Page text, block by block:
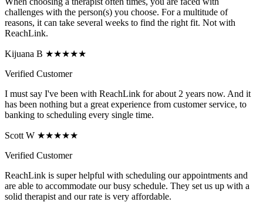
challenges with the person(s) you choose. For a multitude of
reasons, it can take several weeks to find the right fit. Not with
ReachLink.
Kijuana B ★★★★★
Verified Customer
I must say I've been with ReachLink for about 2 years now. And it
has been nothing but a great experience from customer service, to
banking to scheduling every single time.
Scott W ★★★★★
Verified Customer
ReachLink is super helpful with scheduling our appointments and
are able to accommodate our busy schedule. They set us up with a
solid therapist and our rate is very affordable.